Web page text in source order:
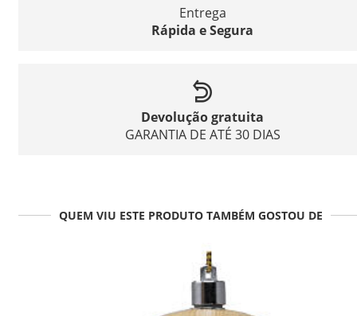
Entrega
Rápida e Segura
Devolução gratuita
GARANTIA DE ATÉ 30 DIAS
QUEM VIU ESTE PRODUTO TAMBÉM GOSTOU DE